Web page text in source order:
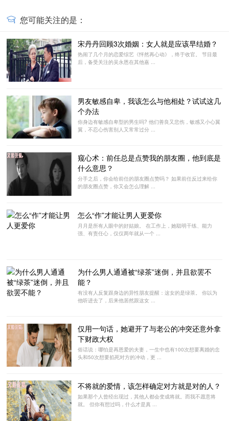
您可能关注的是：
宋丹丹回顾3次婚姻：女人就是应该早结婚？
热闹了几个月的恋爱综艺《怦然再心动》，终于收官。 节目最
后，备受关注的吴永恩在其他嘉 ...
男友敏感自卑，我该怎么与他相处？试试这几
个办法
你身边有敏感自卑型的男生吗? 他们善良又悲伤，敏感又小心翼
翼，不忍心伤害别人又常常过分 ...
窥心术：前任总是点赞我的朋友圈，他到底是
什么意思？
分手之后，你会给前任的朋友圈点赞吗？ 如果前任反过来给你
的朋友圈点赞，你又会怎么理解 ...
怎么“作”才能让男人更爱你
月月是所有人眼中的好姑娘。 在工作上，她聪明干练、能力
强、有责任心，仅仅两年就从一个 ...
为什么男人通通被“绿茶”迷倒，并且欲罢不
能？
有没有人反复跟身边的异性朋友提醒：这女的是绿茶。 你以为
他听进去了，后来他居然跟这女 ...
仅用一句话，她避开了与老公的冲突还意外拿
下财政大权
俗话说：哪怕是再恩爱的夫妻，一生中也有100次想要离婚的念
头和50次想要掐死对方的冲动，更 ...
不将就的爱情，该怎样确定对方就是对的人？
如果那个人曾经出现过，其他人都会变成将就。而我不愿意将
就。 但你有想过吗，什么才是真 ...